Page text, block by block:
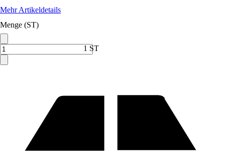
Mehr Artikeldetails
Menge (ST)
1 ST